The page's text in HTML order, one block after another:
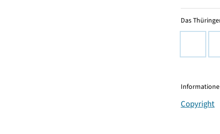
Das
Copyright